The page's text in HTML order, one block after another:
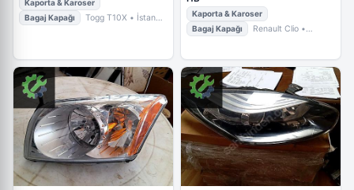
Kaporta & Karoser
Bagaj Kapağı
Togg T10X • İstanbul
Kaporta & Karoser
Bagaj Kapağı
Renault Clio •